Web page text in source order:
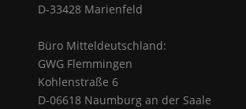
D-33428 Marienfeld
Büro Mitteldeutschland:
GWG Flemmingen
Kohlenstraße 6
D-06618 Naumburg an der Saale